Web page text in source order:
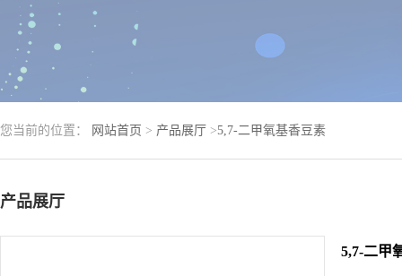
您当前的位置： 网站首页 > 产品展厅 >5,7-二甲氧基香豆素
产品展厅
5,7-二甲